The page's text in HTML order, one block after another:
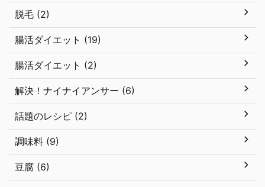
脱毛 (2)
腸活ダイエット (19)
腸活ダイエット (2)
解決！ナイナイアンサー (6)
話題のレシピ (2)
調味料 (9)
豆腐 (6)